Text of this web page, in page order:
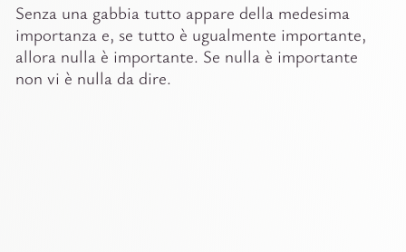
Senza una gabbia tutto appare della medesima
importanza e, se tutto è ugualmente importante,
allora nulla è importante. Se nulla è importante
non vi è nulla da dire.